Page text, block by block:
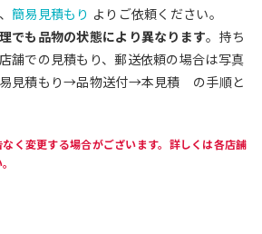
簡易見積もり よりご依頼ください。
でも品物の状態により異なります。持ち
舗での見積もり、郵送依頼の場合は写真
見積もり→品物送付→本見積 の手順と
く変更する場合がございます。詳しくは各店舗